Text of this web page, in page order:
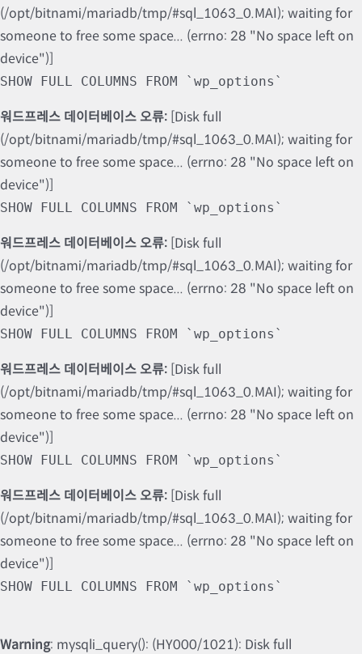
(/opt/bitnami/mariadb/tmp/#sql_1063_0.MAI); waiting for
someone to free some space... (errno: 28 "No space left on
device")]
SHOW FULL COLUMNS FROM `wp_options`
워드프레스 데이터베이스 오류: [Disk full
(/opt/bitnami/mariadb/tmp/#sql_1063_0.MAI); waiting for
someone to free some space... (errno: 28 "No space left on
device")]
SHOW FULL COLUMNS FROM `wp_options`
워드프레스 데이터베이스 오류: [Disk full
(/opt/bitnami/mariadb/tmp/#sql_1063_0.MAI); waiting for
someone to free some space... (errno: 28 "No space left on
device")]
SHOW FULL COLUMNS FROM `wp_options`
워드프레스 데이터베이스 오류: [Disk full
(/opt/bitnami/mariadb/tmp/#sql_1063_0.MAI); waiting for
someone to free some space... (errno: 28 "No space left on
device")]
SHOW FULL COLUMNS FROM `wp_options`
워드프레스 데이터베이스 오류: [Disk full
(/opt/bitnami/mariadb/tmp/#sql_1063_0.MAI); waiting for
someone to free some space... (errno: 28 "No space left on
device")]
SHOW FULL COLUMNS FROM `wp_options`
Warning: mysqli_query(): (HY000/1021): Disk full